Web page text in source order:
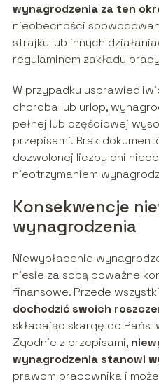
wynagrodzenia za ten
nieobecności
strajku lub innych
regulaminem zakładu
W przypadku
choroba lub urlop,
pełnej lub częściowej
przepisami. Brak
dozwolonej liczby dni
nieotrzymaniem
Konsekwencje
wynagrodzenia
Niewypłacenie
niesie za sobą poważne
finansowe. Przede
dochodzić swoich
składając skargę do
Zgodnie z przepisami,
wynagrodzenia stanowi
prawom pracownika i